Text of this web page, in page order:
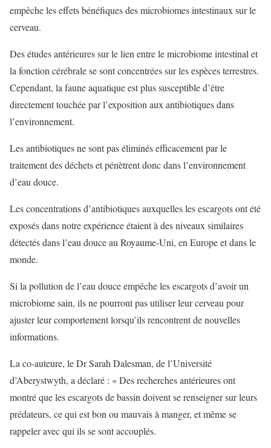
empêche les effets bénéfiques des microbiomes intestinaux sur le
cerveau.
Des études antérieures sur le lien entre le microbiome intestinal et
la fonction cérébrale se sont concentrées sur les espèces terrestres.
Cependant, la faune aquatique est plus susceptible d’être
directement touchée par l’exposition aux antibiotiques dans
l’environnement.
Les antibiotiques ne sont pas éliminés efficacement par le
traitement des déchets et pénètrent donc dans l’environnement
d’eau douce.
Les concentrations d’antibiotiques auxquelles les escargots ont été
exposés dans notre expérience étaient à des niveaux similaires
détectés dans l’eau douce au Royaume-Uni, en Europe et dans le
monde.
Si la pollution de l’eau douce empêche les escargots d’avoir un
microbiome sain, ils ne pourront pas utiliser leur cerveau pour
ajuster leur comportement lorsqu’ils rencontrent de nouvelles
informations.
La co-auteure, le Dr Sarah Dalesman, de l’Université
d’Aberystwyth, a déclaré : « Des recherches antérieures ont
montré que les escargots de bassin doivent se renseigner sur leurs
prédateurs, ce qui est bon ou mauvais à manger, et même se
rappeler avec qui ils se sont accouplés.